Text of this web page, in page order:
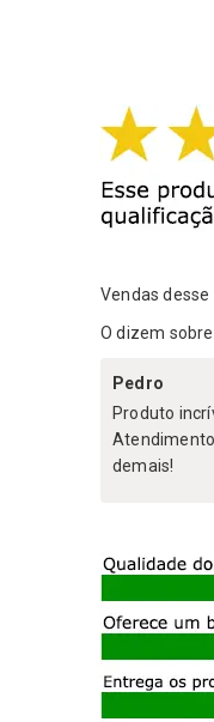
ser
na
Vendas desse
O dizem
Pedro
Produto
demais!